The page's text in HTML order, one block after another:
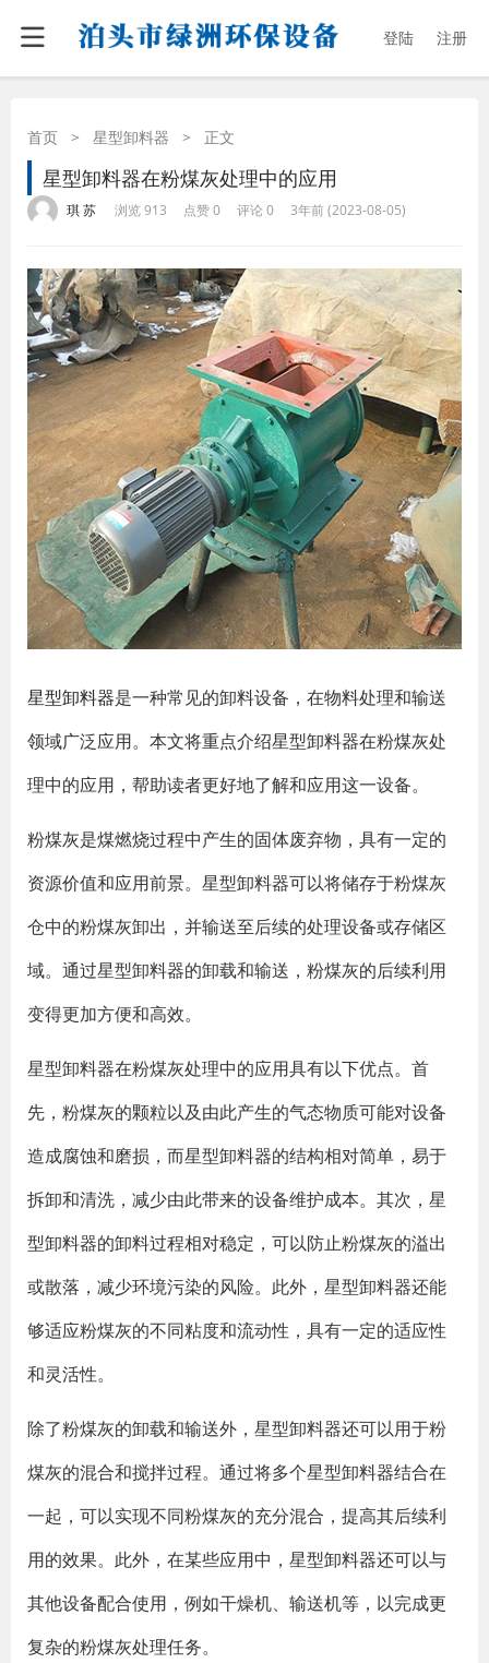
登陆 注册
首页 > 星型卸料器 > 正文
星型卸料器在粉煤灰处理中的应用
琪 苏 浏览 913 点赞 0 评论 0 3年前 (2023-08-05)
星型卸料器是一种常见的卸料设备，在物料处理和输送
领域广泛应用。本文将重点介绍星型卸料器在粉煤灰处
理中的应用，帮助读者更好地了解和应用这一设备。
粉煤灰是煤燃烧过程中产生的固体废弃物，具有一定的
资源价值和应用前景。星型卸料器可以将储存于粉煤灰
仓中的粉煤灰卸出，并输送至后续的处理设备或存储区
域。通过星型卸料器的卸载和输送，粉煤灰的后续利用
变得更加方便和高效。
星型卸料器在粉煤灰处理中的应用具有以下优点。首
先，粉煤灰的颗粒以及由此产生的气态物质可能对设备
造成腐蚀和磨损，而星型卸料器的结构相对简单，易于
拆卸和清洗，减少由此带来的设备维护成本。其次，星
型卸料器的卸料过程相对稳定，可以防止粉煤灰的溢出
或散落，减少环境污染的风险。此外，星型卸料器还能
够适应粉煤灰的不同粘度和流动性，具有一定的适应性
和灵活性。
除了粉煤灰的卸载和输送外，星型卸料器还可以用于粉
煤灰的混合和搅拌过程。通过将多个星型卸料器结合在
一起，可以实现不同粉煤灰的充分混合，提高其后续利
用的效果。此外，在某些应用中，星型卸料器还可以与
其他设备配合使用，例如干燥机、输送机等，以完成更
复杂的粉煤灰处理任务。